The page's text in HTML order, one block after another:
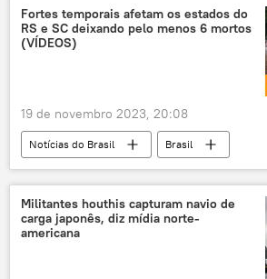
Sergio Massa
Javier Milei
Alberto Fernández
pleito
Fortes temporais afetam os estados do
RS e SC deixando pelo menos 6 mortos
(VÍDEOS)
19 de novembro 2023, 20:08
Notícias do Brasil
Brasil
Paulo Pimenta
Eduardo Leite
Rio Grande do Sul
Santa Catarina
Defesa Civil
temporal
chuvas
Militantes houthis capturam navio de
carga japonês, diz mídia norte-
americana